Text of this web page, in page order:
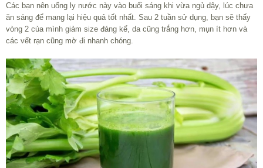
Các bạn nên uống ly nước này vào buổi sáng khi vừa ngủ dậy, lúc chưa
ăn sáng để mang lại hiệu quả tốt nhất. Sau 2 tuần sử dụng, bạn sẽ thấy
vòng 2 của mình giảm size đáng kể, da cũng trắng hơn, mụn ít hơn và
các vết rạn cũng mờ đi nhanh chóng.